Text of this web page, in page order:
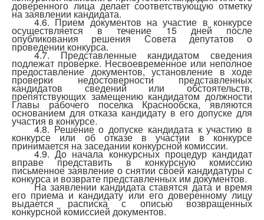
доверенного лица делает соответствующую отметку
на заявлении кандидата.
4.6. Прием документов на участие в конкурсе
осуществляется в течение 15 дней после
опубликования решения Совета депутатов о
проведении конкурса.
4.7. Представленные кандидатом сведения
подлежат проверке. Несвоевременное или неполное
предоставление документов, установление в ходе
проверки недостоверности представленных
кандидатов сведений или обстоятельств,
препятствующих замещению кандидатом должности
Главы рабочего поселка Краснообска, являются
основанием для отказа кандидату в его допуске для
участия в конкурсе.
4.8. Решение о допуске кандидата к участию в
конкурсе или об отказе в участии в конкурсе
принимается на заседании конкурсной комиссии.
4.9. До начала конкурсных процедур кандидат
вправе представить в конкурсную комиссию
письменное заявление о снятии своей кандидатуры с
конкурса и возврате представленных им документов.
На заявлении кандидата ставятся дата и время
его приема и кандидату или его доверенному лицу
выдается расписка с описью возвращенных
конкурсной комиссией документов.